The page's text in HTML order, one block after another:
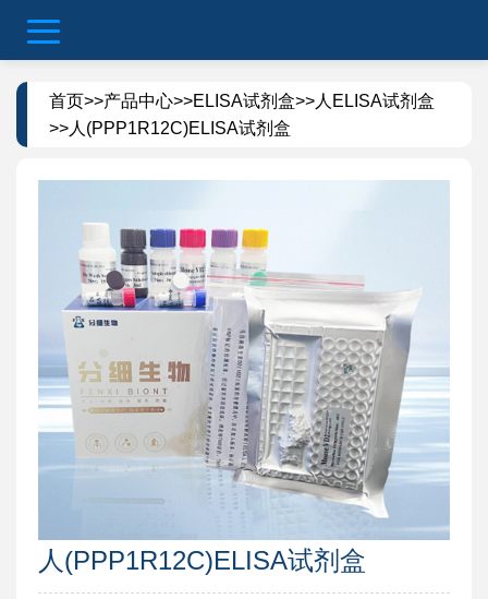
首页>>产品中心>>ELISA试剂盒>>人ELISA试剂盒
>>人(PPP1R12C)ELISA试剂盒
人(PPP1R12C)ELISA试剂盒